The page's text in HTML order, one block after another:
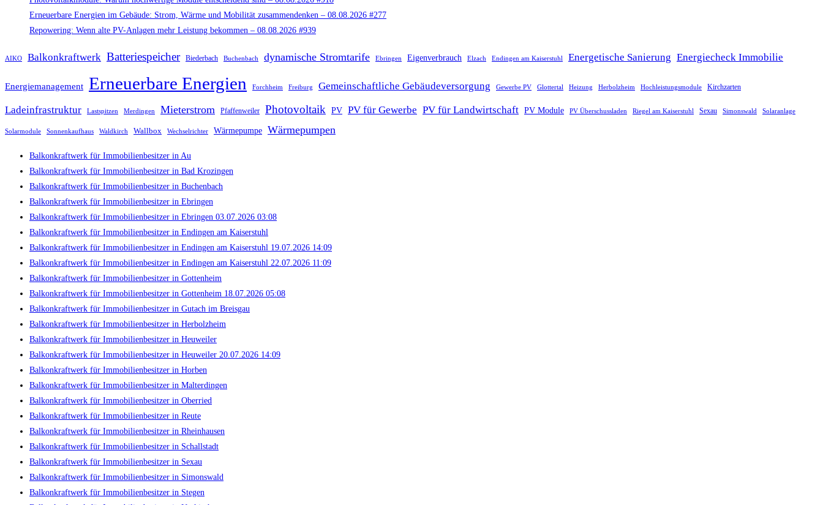
Erneuerbare Energien im Gebäude: Strom, Wärme und Mobilität zusammendenken – 08.08.2026 #277
Repowering: Wenn alte PV-Anlagen mehr Leistung bekommen – 08.08.2026 #939
AIKO Balkonkraftwerk Batteriespeicher Biederbach Buchenbach dynamische Stromtarife Ebringen Eigenverbrauch Elzach Endingen am Kaiserstuhl Energetische Sanierung Energiecheck Immobilie
Energiemanagement Erneuerbare Energien Forchheim Freiburg Gemeinschaftliche Gebäudeversorgung Gewerbe PV Glottertal Heizung Herbolzheim Hochleistungsmodule Kirchzarten
Ladeinfrastruktur Lastspitzen Merdingen Mieterstrom Pfaffenweiler Photovoltaik PV PV für Gewerbe PV für Landwirtschaft PV Module PV Überschussladen Riegel am Kaiserstuhl Sexau Simonswald Solaranlage
Solarmodule Sonnenkaufhaus Waldkirch Wallbox Wechselrichter Wärmepumpe Wärmepumpen
Balkonkraftwerk für Immobilienbesitzer in Au
Balkonkraftwerk für Immobilienbesitzer in Bad Krozingen
Balkonkraftwerk für Immobilienbesitzer in Buchenbach
Balkonkraftwerk für Immobilienbesitzer in Ebringen
Balkonkraftwerk für Immobilienbesitzer in Ebringen 03.07.2026 03:08
Balkonkraftwerk für Immobilienbesitzer in Endingen am Kaiserstuhl
Balkonkraftwerk für Immobilienbesitzer in Endingen am Kaiserstuhl 19.07.2026 14:09
Balkonkraftwerk für Immobilienbesitzer in Endingen am Kaiserstuhl 22.07.2026 11:09
Balkonkraftwerk für Immobilienbesitzer in Gottenheim
Balkonkraftwerk für Immobilienbesitzer in Gottenheim 18.07.2026 05:08
Balkonkraftwerk für Immobilienbesitzer in Gutach im Breisgau
Balkonkraftwerk für Immobilienbesitzer in Herbolzheim
Balkonkraftwerk für Immobilienbesitzer in Heuweiler
Balkonkraftwerk für Immobilienbesitzer in Heuweiler 20.07.2026 14:09
Balkonkraftwerk für Immobilienbesitzer in Horben
Balkonkraftwerk für Immobilienbesitzer in Malterdingen
Balkonkraftwerk für Immobilienbesitzer in Oberried
Balkonkraftwerk für Immobilienbesitzer in Reute
Balkonkraftwerk für Immobilienbesitzer in Rheinhausen
Balkonkraftwerk für Immobilienbesitzer in Schallstadt
Balkonkraftwerk für Immobilienbesitzer in Sexau
Balkonkraftwerk für Immobilienbesitzer in Simonswald
Balkonkraftwerk für Immobilienbesitzer in Stegen